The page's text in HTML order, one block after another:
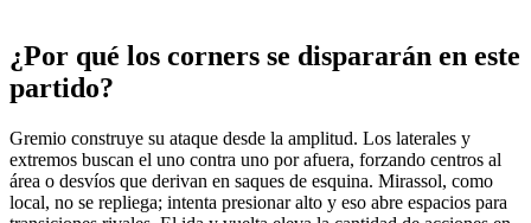
¿Por qué los corners se dispararán en este
partido?
Gremio construye su ataque desde la amplitud. Los laterales y
extremos buscan el uno contra uno por afuera, forzando centros al
área o desvíos que derivan en saques de esquina. Mirassol, como
local, no se repliega; intenta presionar alto y eso abre espacios para